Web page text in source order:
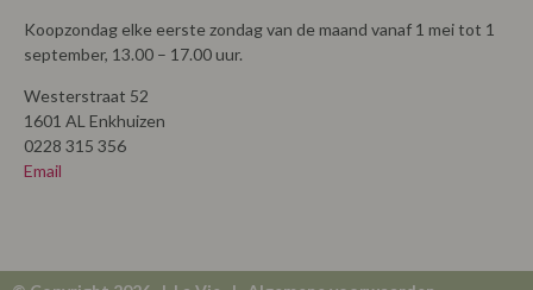
Koopzondag elke eerste zondag van de maand vanaf 1 mei tot 1
september, 13.00 – 17.00 uur.
Westerstraat 52
1601 AL Enkhuizen
0228 315 356
Email